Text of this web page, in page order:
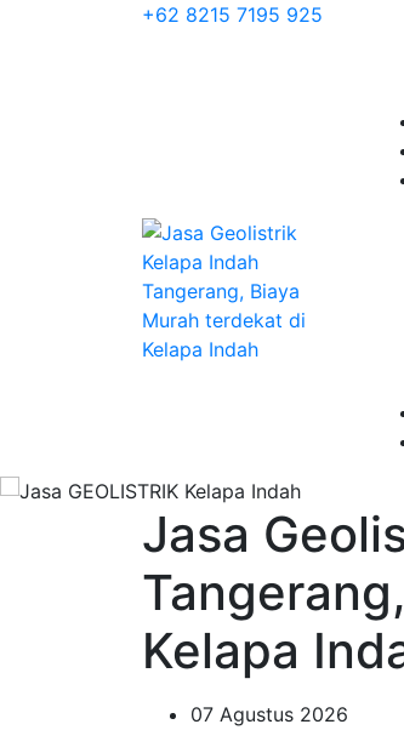
+62 8215 7195 925
Jasa
Kelapa
07 Agustus 2026